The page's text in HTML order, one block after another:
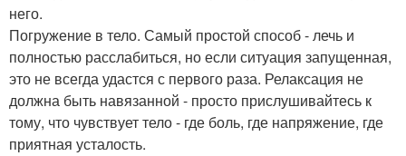
него.
Погружение в тело. Самый простой способ - лечь и
полностью расслабиться, но если ситуация запущенная,
это не всегда удастся с первого раза. Релаксация не
должна быть навязанной - просто прислушивайтесь к
тому, что чувствует тело - где боль, где напряжение, где
приятная усталость.